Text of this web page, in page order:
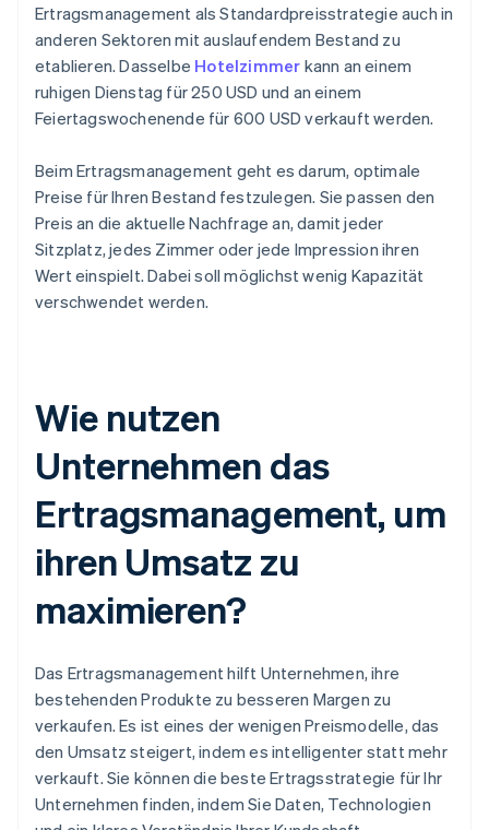
Ertragsmanagement als Standardpreisstrategie auch in
anderen Sektoren mit auslaufendem Bestand zu
etablieren. Dasselbe Hotelzimmer kann an einem
ruhigen Dienstag für 250 USD und an einem
Feiertagswochenende für 600 USD verkauft werden.
Beim Ertragsmanagement geht es darum, optimale
Preise für Ihren Bestand festzulegen. Sie passen den
Preis an die aktuelle Nachfrage an, damit jeder
Sitzplatz, jedes Zimmer oder jede Impression ihren
Wert einspielt. Dabei soll möglichst wenig Kapazität
verschwendet werden.
Wie nutzen
Unternehmen das
Ertragsmanagement, um
ihren Umsatz zu
maximieren?
Das Ertragsmanagement hilft Unternehmen, ihre
bestehenden Produkte zu besseren Margen zu
verkaufen. Es ist eines der wenigen Preismodelle, das
den Umsatz steigert, indem es intelligenter statt mehr
verkauft. Sie können die beste Ertragsstrategie für Ihr
Unternehmen finden, indem Sie Daten, Technologien